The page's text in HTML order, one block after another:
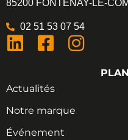
85200 FONTENAY-LE-
02 51 53 07 54
Actualités
Notre marque
Événement